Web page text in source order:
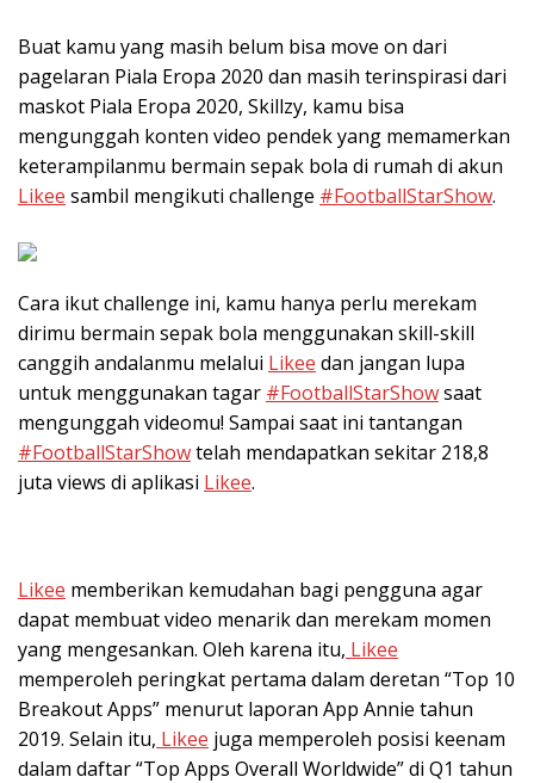
Buat kamu yang masih belum bisa move on dari
pagelaran Piala Eropa 2020 dan masih terinspirasi dari
maskot Piala Eropa 2020, Skillzy, kamu bisa
mengunggah konten video pendek yang memamerkan
keterampilanmu bermain sepak bola di rumah di akun
Likee sambil mengikuti challenge #FootballStarShow.
Cara ikut challenge ini, kamu hanya perlu merekam
dirimu bermain sepak bola menggunakan skill-skill
canggih andalanmu melalui Likee dan jangan lupa
untuk menggunakan tagar #FootballStarShowsaat
mengunggah videomu! Sampai saat ini tantangan
#FootballStarShowtelah mendapatkan sekitar 218,8
juta views di aplikasi Likee.
Likee memberikan kemudahan bagi pengguna agar
dapat membuat video menarik dan merekam momen
yang mengesankan. Oleh karena itu, Likee
memperoleh peringkat pertama dalam deretan “Top 10
Breakout Apps” menurut laporan App Annie tahun
2019. Selain itu, Likee juga memperoleh posisi keenam
dalam daftar “Top Apps Overall Worldwide” di Q1 tahun